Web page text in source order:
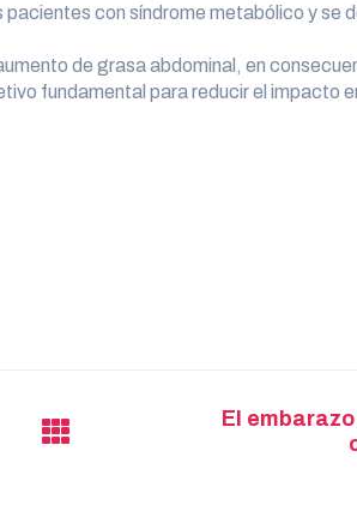
con síndrome metabólico y se
de grasa abdominal, en
fundamental para reducir el impacto
El